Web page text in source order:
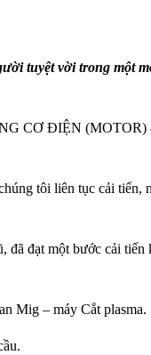
tuyệt vời trong một
CƠ ĐIỆN
tôi liên tục cải tiến,
đạt một bước cải
Mig – máy Cắt plasma.